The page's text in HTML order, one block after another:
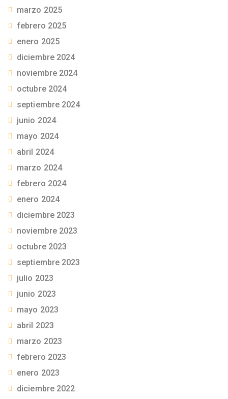
marzo 2025
febrero 2025
enero 2025
diciembre 2024
noviembre 2024
octubre 2024
septiembre 2024
junio 2024
mayo 2024
abril 2024
marzo 2024
febrero 2024
enero 2024
diciembre 2023
noviembre 2023
octubre 2023
septiembre 2023
julio 2023
junio 2023
mayo 2023
abril 2023
marzo 2023
febrero 2023
enero 2023
diciembre 2022